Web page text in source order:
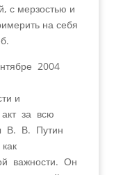
с мерзостью и
на себя
2004
и
акт за всю
В. В. Путин
важности. Он